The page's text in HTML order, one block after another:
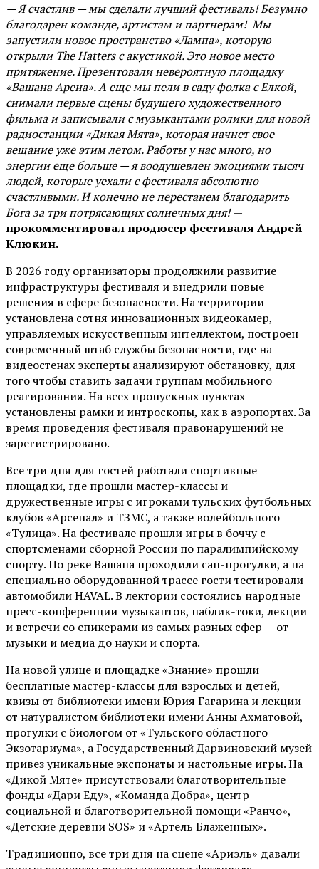
— Я счастлив — мы сделали лучший фестиваль! Безумно
благодарен команде, артистам и партнерам! Мы
запустили новое пространство «Лампа», которую
открыли The Hatters с акустикой. Это новое место
притяжение. Презентовали невероятную площадку
«Вашана Арена». А еще мы пели в саду фолка с Елкой,
снимали первые сцены будущего художественного
фильма и записывали с музыкантами ролики для новой
радиостанции «Дикая Мята», которая начнет свое
вещание уже этим летом. Работы у нас много, но
энергии еще больше — я воодушевлен эмоциями тысяч
людей, которые уехали с фестиваля абсолютно
счастливыми. И конечно не перестанем благодарить
Бога за три потрясающих солнечных дня!—
прокомментировал продюсер фестиваля Андрей
Клюкин.
В 2026 году организаторы продолжили развитие
инфраструктуры фестиваля и внедрили новые
решения в сфере безопасности. На территории
установлена сотня инновационных видеокамер,
управляемых искусственным интеллектом, построен
современный штаб службы безопасности, где на
видеостенах эксперты анализируют обстановку, для
того чтобы ставить задачи группам мобильного
реагирования. На всех пропускных пунктах
установлены рамки и интроскопы, как в аэропортах. За
время проведения фестиваля правонарушений не
зарегистрировано.
Все три дня для гостей работали спортивные
площадки, где прошли мастер-классы и
дружественные игры с игроками тульских футбольных
клубов «Арсенал» и ТЗМС, а также волейбольного
«Тулица». На фестивале прошли игры в боччу с
спортсменами сборной России по паралимпийскому
спорту. По реке Вашана проходили сап-прогулки, а на
специально оборудованной трассе гости тестировали
автомобили HAVAL. В лектории состоялись народные
пресс-конференции музыкантов, паблик-токи, лекции
и встречи со спикерами из самых разных сфер — от
музыки и медиа до науки и спорта.
На новой улице и площадке «Знание» прошли
бесплатные мастер-классы для взрослых и детей,
квизы от библиотеки имени Юрия Гагарина и лекции
от натуралистом библиотеки имени Анны Ахматовой,
прогулки с биологом от «Тульского областного
Экзотариума», а Государственный Дарвиновский музей
привез уникальные экспонаты и настольные игры. На
«Дикой Мяте» присутствовали благотворительные
фонды «Дари Еду», «Команда Добра», центр
социальной и благотворительной помощи «Ранчо»,
«Детские деревни SOS» и «Артель Блаженных».
Традиционно, все три дня на сцене«Ариэль» давали